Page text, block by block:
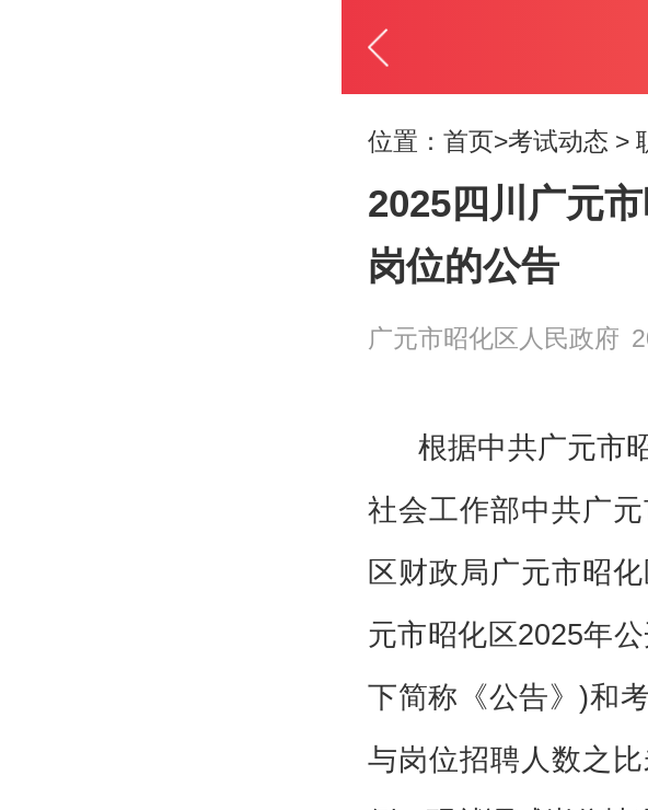
位置： 首页>考试动态 >
2025四川广元
岗位的公告
广元市昭化区人民政府
根据中共广元市
社会工作部中共广
区财政局广元市昭
元市昭化区2025年
下简称《公告》)和
与岗位招聘人数之